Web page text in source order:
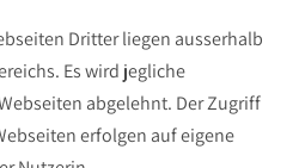
Dritter liegen ausserhalb
Es wird jegliche
abgelehnt. Der Zugriff
erfolgen auf eigene